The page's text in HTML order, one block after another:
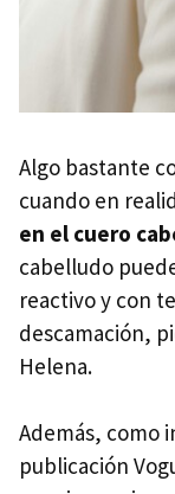
Algo bastante
cuando en
en el cuero
cabelludo
reactivo y con
descamación,
Helena.
Además, como
publicación